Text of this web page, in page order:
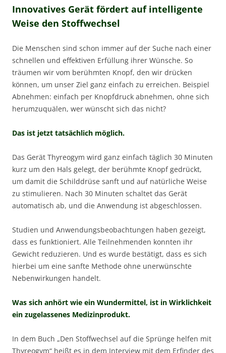
Innovatives Gerät fördert auf intelligente
Weise den Stoffwechsel
Die Menschen sind schon immer auf der Suche nach einer
schnellen und effektiven Erfüllung ihrer Wünsche. So
träumen wir vom berühmten Knopf, den wir drücken
können, um unser Ziel ganz einfach zu erreichen. Beispiel
Abnehmen: einfach per Knopfdruck abnehmen, ohne sich
herumzuquälen, wer wünscht sich das nicht?
Das ist jetzt tatsächlich möglich.
Das Gerät Thyreogym wird ganz einfach täglich 30 Minuten
kurz um den Hals gelegt, der berühmte Knopf gedrückt,
um damit die Schilddrüse sanft und auf natürliche Weise
zu stimulieren. Nach 30 Minuten schaltet das Gerät
automatisch ab, und die Anwendung ist abgeschlossen.
Studien und Anwendungsbeobachtungen haben gezeigt,
dass es funktioniert. Alle Teilnehmenden konnten ihr
Gewicht reduzieren. Und es wurde bestätigt, dass es sich
hierbei um eine sanfte Methode ohne unerwünschte
Nebenwirkungen handelt.
Was sich anhört wie ein Wundermittel, ist in Wirklichkeit
ein zugelassenes Medizinprodukt.
In dem Buch „Den Stoffwechsel auf die Sprünge helfen mit
Thyreogym“ heißt es in dem Interview mit dem Erfinder des